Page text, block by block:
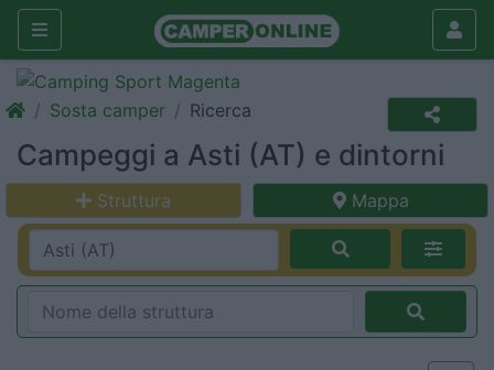
Sosta camper Ricerca
Campeggi a Asti (AT) e dintorni
Struttura Mappa